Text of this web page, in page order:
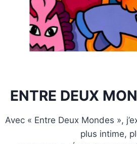
ENTRE DEUX
Avec « Entre Deux Mondes »,
plus intime,